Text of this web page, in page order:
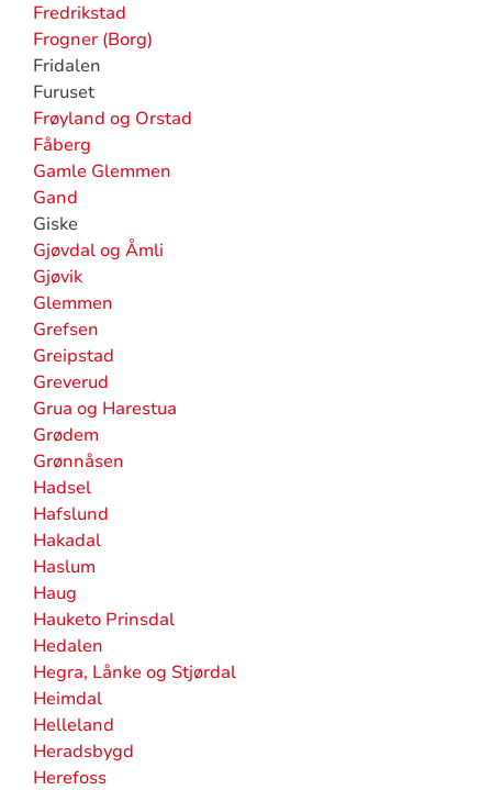
Fredrikstad
Frogner (Borg)
Fridalen
Furuset
Frøyland og Orstad
Fåberg
Gamle Glemmen
Gand
Giske
Gjøvdal og Åmli
Gjøvik
Glemmen
Grefsen
Greipstad
Greverud
Grua og Harestua
Grødem
Grønnåsen
Hadsel
Hafslund
Hakadal
Haslum
Haug
Hauketo Prinsdal
Hedalen
Hegra, Lånke og Stjørdal
Heimdal
Helleland
Heradsbygd
Herefoss